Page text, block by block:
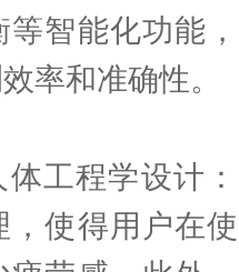
等智能化功能
率和准确性。
程学设计：
，使得用户在